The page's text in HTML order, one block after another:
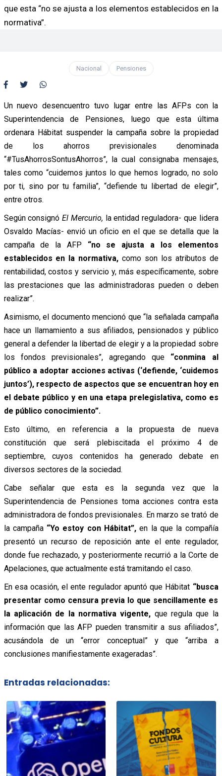
que esta “no se ajusta a los elementos establecidos en la
normativa”.
Nacional Pensiones
Un nuevo desencuentro tuvo lugar entre las AFPs con la
Superintendencia de Pensiones, luego que esta última
ordenara Hábitat suspender la campaña sobre la propiedad
de los ahorros previsionales denominada
“#TusAhorrosSontusAhorros”, la cual consignaba mensajes,
tales como “cuidemos juntos lo que hemos logrado, no solo
por ti, sino por tu familia”, “defiende tu libertad de elegir”,
entre otros.
Según consignó El Mercurio, la entidad reguladora- que lidera
Osvaldo Macías- envió un oficio en el que se detalla que la
campaña de la AFP “no se ajusta a los elementos
establecidos en la normativa, como son los atributos de
rentabilidad, costos y servicio y, más específicamente, sobre
las prestaciones que las administradoras pueden o deben
realizar”.
Asimismo, el documento mencionó que “la señalada campaña
hace un llamamiento a sus afiliados, pensionados y público
general a defender la libertad de elegir y a la propiedad sobre
los fondos previsionales”, agregando que “conmina al
público a adoptar acciones activas (‘defiende, ‘cuidemos
juntos’), respecto de aspectos que se encuentran hoy en
el debate público y en una etapa prelegislativa, como es
de público conocimiento”.
Esto último, en referencia a la propuesta de nueva
constitución que será plebiscitada el próximo 4 de
septiembre, cuyos contenidos ha generado debate en
diversos sectores de la sociedad.
Cabe señalar que esta es la segunda vez que la
Superintendencia de Pensiones toma acciones contra esta
administradora de fondos previsionales. En marzo se trató de
la campaña “Yo estoy con Hábitat”, en la que la compañía
presentó un recurso de reposición ante el ente regulador,
donde fue rechazado, y posteriormente recurrió a la Corte de
Apelaciones, que actualmente está tramitando el caso.
En esa ocasión, el ente regulador apuntó que Hábitat “busca
presentar como censura previa lo que sencillamente es
la aplicación de la normativa vigente, que regula que la
información que las AFP pueden transmitir a sus afiliados”,
acusándola de un “error conceptual” y que “arriba a
conclusiones manifiestamente exageradas”.
Entradas relacionadas: